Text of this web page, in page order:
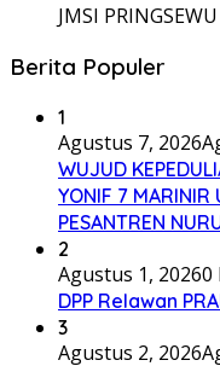
JMSI
Berita Populer
1
Agustus 7, 2026
WUJUD
YONIF 7 MARINIR
PESANTREN
2
Agustus 1, 20260
DPP Relawan
3
Agustus 2, 2026